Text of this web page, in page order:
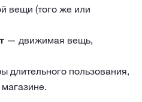
вещи (того же или
— движимая вещь,
длительного пользования,